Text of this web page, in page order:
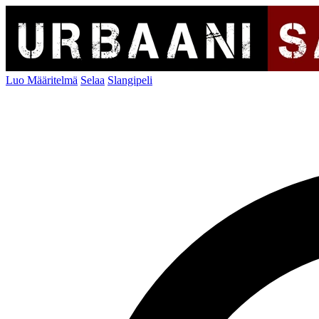
Luo Määritelmä Selaa Slangipeli